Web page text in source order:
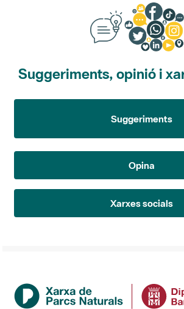
Suggeriments, opinió i
Suggeriments
Opina
Xarxes socials